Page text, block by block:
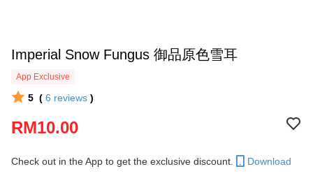
Imperial Snow Fungus 御品原色雪耳
App Exclusive
5 ( 6 reviews )
RM10.00
Check out in the App to get the exclusive discount. Download